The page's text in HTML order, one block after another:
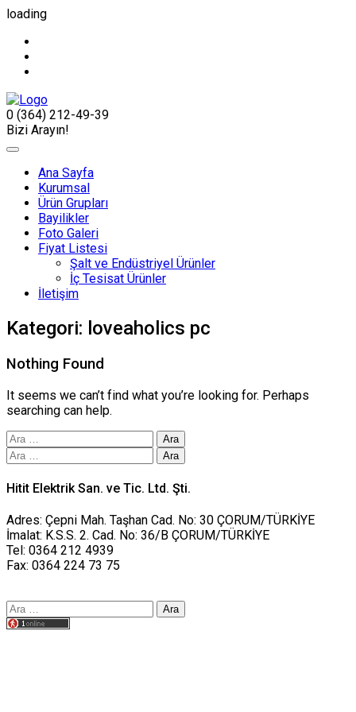
loading
0 (364) 212-49-39
Bizi Arayın!
Ana Sayfa
Kurumsal
Ürün Grupları
Bayilikler
Foto Galeri
Fiyat Listesi
Şalt ve Endüstriyel Ürünler
İç Tesisat Ürünler
İletişim
Kategori: loveaholics pc
Nothing Found
It seems we can’t find what you’re looking for. Perhaps
searching can help.
Arama:
Arama:
Hitit Elektrik San. ve Tic. Ltd. Şti.
Adres: Çepni Mah. Taşhan Cad. No: 30 ÇORUM/TÜRKİYE
İmalat: K.S.S. 2. Cad. No: 36/B ÇORUM/TÜRKİYE
Tel: 0364 212 4939
Fax: 0364 224 73 75
Arama: